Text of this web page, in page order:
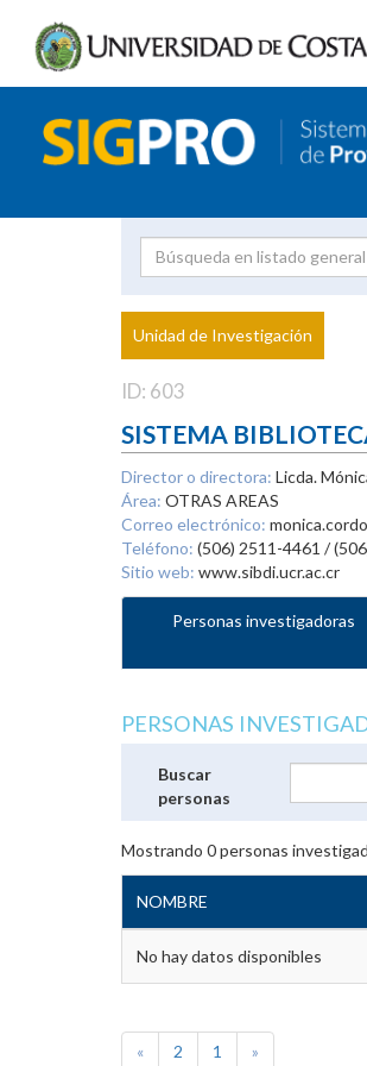
Proyecto
Unidad de Investigación
ID: 603
SISTEMA
Director o directora: Licda.
Área: OTRAS AREAS
Correo electrónico:
Teléfono: (506) 2511-4461 /
Sitio web: www.sibdi.ucr.ac.cr
Personas investigadoras
PERSONAS
Buscar
personas
Mostrando 0personas
NOMBRE
No hay datos disponibles
« 2 1 »